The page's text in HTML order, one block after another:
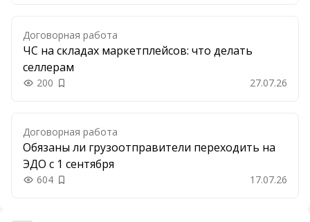
Договорная работа
ЧС на складах маркетплейсов: что делать
селлерам
200 Добавить в закладки 27.07.26
Договорная работа
Обязаны ли грузоотправители переходить на
ЭДО с 1 сентября
604 Добавить в закладки 17.07.26